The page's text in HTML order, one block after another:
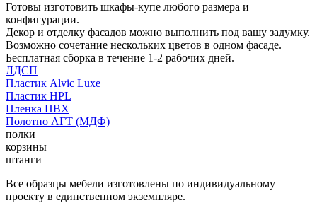
Готовы изготовить шкафы-купе любого размера и
конфигурации.
Декор и отделку фасадов можно выполнить под вашу задумку.
Возможно сочетание нескольких цветов в одном фасаде.
Бесплатная сборка в течение 1-2 рабочих дней.
ЛДСП
Пластик Alvic Luxe
Пластик HPL
Пленка ПВХ
Полотно АГТ (МДФ)
полки
корзины
штанги
Все образцы мебели изготовлены по индивидуальному
проекту в единственном экземпляре.